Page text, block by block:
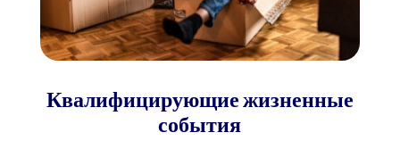
Квалифицирующие жизненные
события